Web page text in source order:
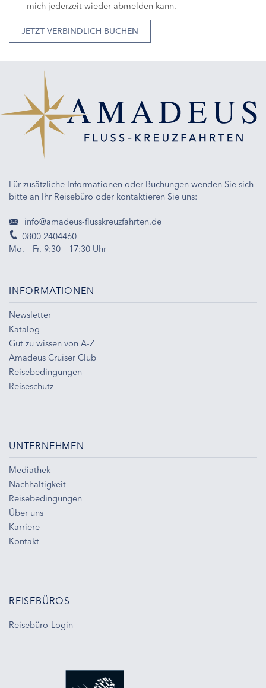
mich jederzeit wieder abmelden kann.
JETZT VERBINDLICH BUCHEN
Für zusätzliche Informationen oder Buchungen wenden Sie sich
bitte an Ihr Reisebüro oder kontaktieren Sie uns:
info@amadeus-flusskreuzfahrten.de
0800 2404460
Mo. – Fr. 9:30 – 17:30 Uhr
INFORMATIONEN
Newsletter
Katalog
Gut zu wissen von A-Z
Amadeus Cruiser Club
Reisebedingungen
Reiseschutz
UNTERNEHMEN
Mediathek
Nachhaltigkeit
Reisebedingungen
Über uns
Karriere
Kontakt
REISEBÜROS
Reisebüro-Login